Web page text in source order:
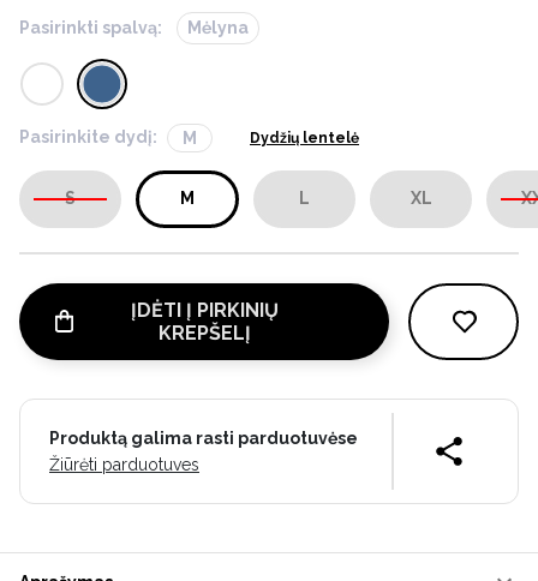
Pasirinkti spalvą: Mėlyna
Pasirinkite dydį: M Dydžių lentelė
S M L XL
ĮDĖTI Į PIRKINIŲ
KREPŠELĮ
Produktą galima rasti parduotuvėse
Žiūrėti parduotuves